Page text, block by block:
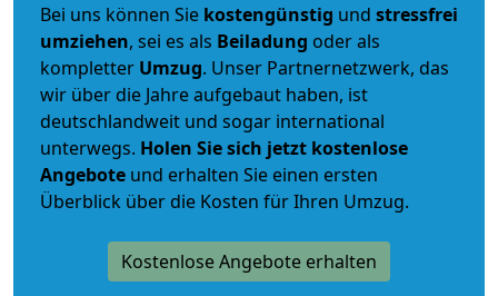
Bei uns können Sie kostengünstig und stressfrei
umziehen, sei es als Beiladung oder als
kompletter Umzug. Unser Partnernetzwerk, das
wir über die Jahre aufgebaut haben, ist
deutschlandweit und sogar international
unterwegs. Holen Sie sich jetzt kostenlose
Angebote und erhalten Sie einen ersten
Überblick über die Kosten für Ihren Umzug.
Kostenlose Angebote erhalten